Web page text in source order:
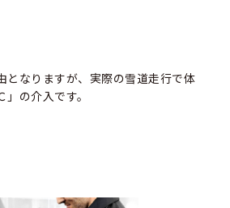
となりますが、実際の雪道走行で体
の介入です。